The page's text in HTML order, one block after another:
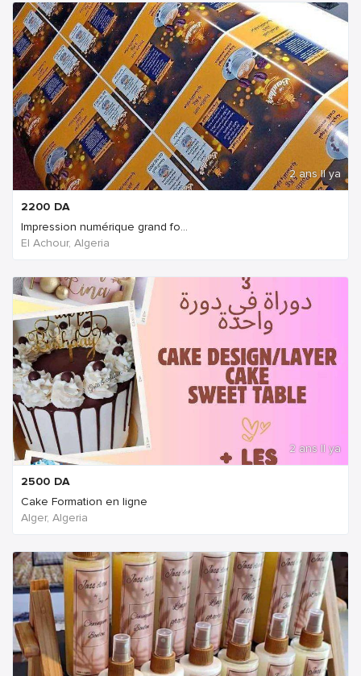
2 ans Il ya
2200 DA
Impression numérique grand fo...
El Achour, Algeria
2 ans Il ya
2500 DA
Cake Formation en ligne
Alger, Algeria